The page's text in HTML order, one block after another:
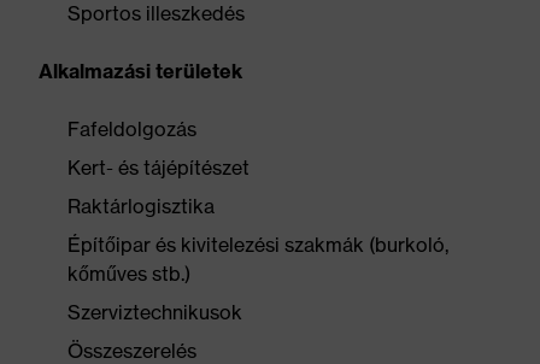
Sportos illeszkedés
Alkalmazási területek
Fafeldolgozás
Kert- és tájépítészet
Raktárlogisztika
Építőipar és kivitelezési szakmák (burkoló,
kőműves stb.)
Szerviztechnikusok
Összeszerelés